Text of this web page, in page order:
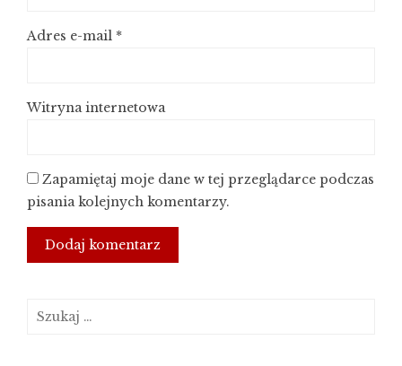
Adres e-mail *
Witryna internetowa
Zapamiętaj moje dane w tej przeglądarce podczas
pisania kolejnych komentarzy.
Szukaj: